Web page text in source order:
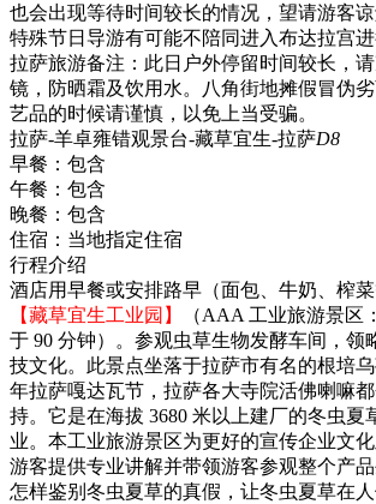
也会出现等待时间较长的情况，望请游客
特殊节日导游有可能不陪同进入布达拉宫进
拉萨旅游备注：此日户外停留时间较长，
镜，防晒霜及饮用水。八角街地摊假冒伪
艺品的时候请谨慎，以免上当受骗。
拉萨-羊卓雍错观景台-藏草宜生-拉萨D8
早餐： 包含
午餐： 包含
晚餐： 包含
住宿： 当地指定住宿
行程介绍
酒店用早餐或安排路早（面包、牛奶、榨
【藏草宜生工业园】
（AAA 工业旅游景区
于 90 分钟）。参观虫草生物发酵车间，领
技文化。此景点坐落于拉萨市有名的根培
年拉萨嘎达瓦节，拉萨各大寺院活佛喇嘛
持。它是在海拔 3680 米以上建厂的冬虫夏
业。本工业旅游景区为更好的宣传企业文
游客提供专业讲解并带领游客参观整个产
怎样鉴别冬虫夏草的真假，让冬虫夏草在